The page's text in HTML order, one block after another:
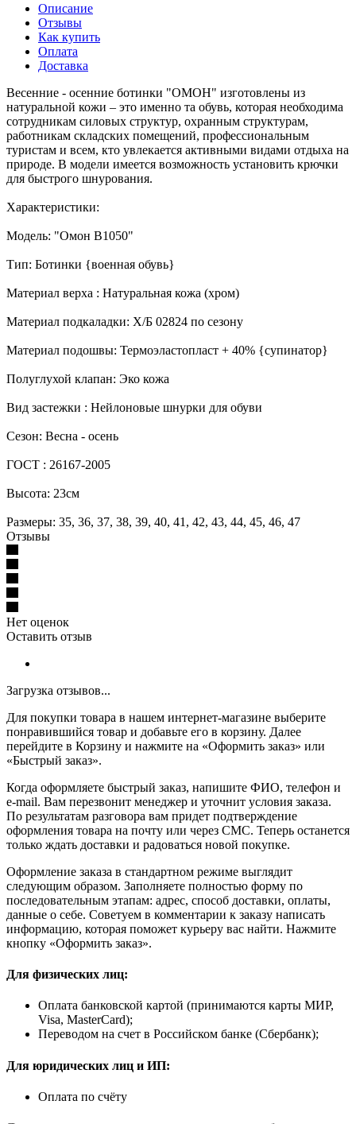
Описание
Отзывы
Как купить
Оплата
Доставка
Весенние - осенние ботинки "ОМОН" изготовлены из
натуральной кожи – это именно та обувь, которая необходима
сотрудникам силовых структур, охранным структурам,
работникам складских помещений, профессиональным
туристам и всем, кто увлекается активными видами отдыха на
природе. В модели имеется возможность установить крючки
для быстрого шнурования.
Характеристики:
Модель: "Омон В1050"
Тип: Ботинки {военная обувь}
Материал верха : Натуральная кожа (хром)
Материал подкаладки: Х/Б 02824 по сезону
Материал подошвы: Термоэластопласт + 40% {супинатор}
Полуглухой клапан: Эко кожа
Вид застежки : Нейлоновые шнурки для обуви
Сезон: Весна - осень
ГОСТ : 26167-2005
Высота: 23см
Размеры: 35, 36, 37, 38, 39, 40, 41, 42, 43, 44, 45, 46, 47
Отзывы
Нет оценок
Оставить отзыв
Загрузка отзывов...
Для покупки товара в нашем интернет-магазине выберите
понравившийся товар и добавьте его в корзину. Далее
перейдите в Корзину и нажмите на «Оформить заказ» или
«Быстрый заказ».
Когда оформляете быстрый заказ, напишите ФИО, телефон и
e-mail. Вам перезвонит менеджер и уточнит условия заказа.
По результатам разговора вам придет подтверждение
оформления товара на почту или через СМС. Теперь останется
только ждать доставки и радоваться новой покупке.
Оформление заказа в стандартном режиме выглядит
следующим образом. Заполняете полностью форму по
последовательным этапам: адрес, способ доставки, оплаты,
данные о себе. Советуем в комментарии к заказу написать
информацию, которая поможет курьеру вас найти. Нажмите
кнопку «Оформить заказ».
Для физических лиц:
Оплата банковской картой (принимаются карты МИР,
Visa, MasterCard);
Переводом на счет в Российском банке (Сбербанк);
Для юридических лиц и ИП:
Оплата по счёту